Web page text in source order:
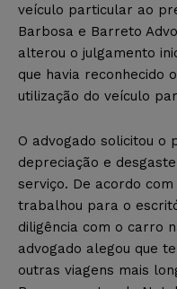
veículo particular ao
Barbosa e Barreto
alterou o julgamento
que havia reconhecido
utilização do veículo
O advogado solicitou o
depreciação e
serviço. De acordo
trabalhou para o
diligência com o carro
advogado alegou que
outras viagens mais